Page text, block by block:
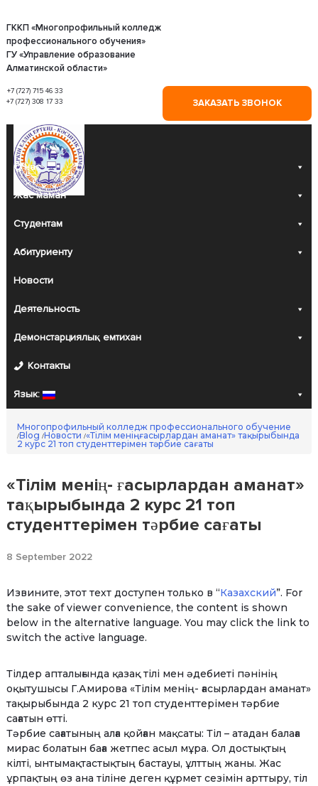
content
ГККП «Многопрофильный колледж
профессионального обучения»
ГУ «Управление образование
Алматинской области»
+7 (727) 715 46 33
+7 (727) 308 17 33
ЗАКАЗАТЬ ЗВОНОК
О нас
Жас маман
Студентам
Абитуриенту
Новости
Деятельность
Демонстарциялық емтихан
Контакты
Язык:
Многопрофильный колледж профессионального обучение
/Blog /Новости /«Тілім менің- ғасырлардан аманат» тақырыбында
2 курс 21 топ студенттерімен тәрбие сағаты
«Тілім менің- ғасырлардан аманат»
тақырыбында 2 курс 21 топ
студенттерімен тәрбие сағаты
8 September 2022
Извините, этот техт доступен только в “Казахский”. For
the sake of viewer convenience, the content is shown
below in the alternative language. You may click the link to
switch the active language.
Тілдер апталығында қазақ тілі мен әдебиеті пәнінің
оқытушысы Г.Амирова «Тілім менің- ғасырлардан аманат»
тақырыбында 2 курс 21 топ студенттерімен тәрбие
сағатын өтті.
Тәрбие сағатының алға қойған мақсаты: Тіл – атадан балаға
мирас болатын баға жетпес асыл мұра. Ол достықтың
кілті, ынтымақтастықтың бастауы, ұлттың жаны. Жас
ұрпақтың өз ана тіліне деген құрмет сезімін арттыру, тіл